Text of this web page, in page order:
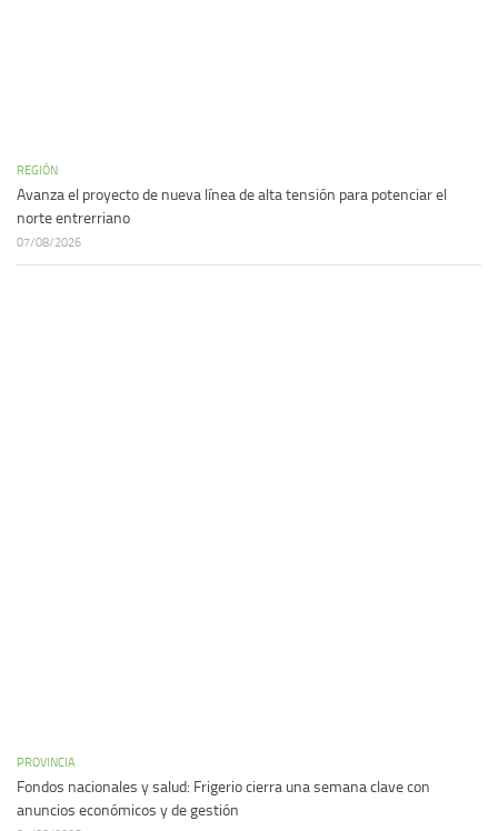
REGIÓN
Avanza el proyecto de nueva línea de alta tensión para potenciar el
norte entrerriano
07/08/2026
PROVINCIA
Fondos nacionales y salud: Frigerio cierra una semana clave con
anuncios económicos y de gestión